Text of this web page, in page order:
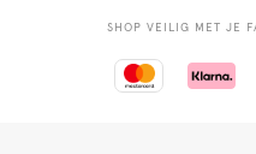
SHOP VEILIG MET JE